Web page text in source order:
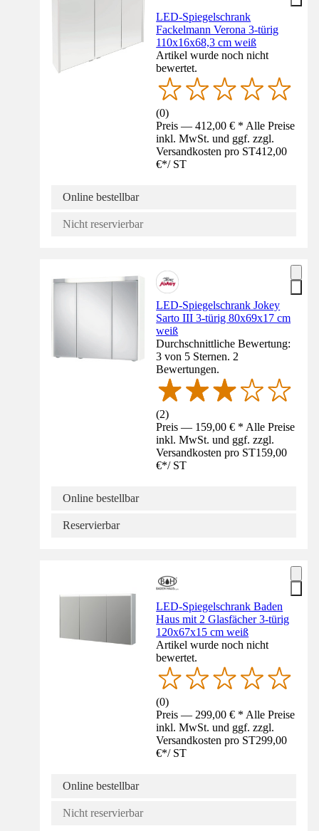
LED-Spiegelschrank
Fackelmann Verona 3-türig
110x16x68,3 cm weiß
Artikel wurde noch nicht
bewertet.
(0)
Preis — 412,00 € * Alle Preise
inkl. MwSt. und ggf. zzgl.
Versandkosten pro ST412,00
€*/ ST
Online bestellbar
Nicht reservierbar
LED-Spiegelschrank Jokey
Sarto III 3-türig 80x69x17 cm
weiß
Durchschnittliche Bewertung:
3 von 5 Sternen. 2
Bewertungen.
(2)
Preis — 159,00 € * Alle Preise
inkl. MwSt. und ggf. zzgl.
Versandkosten pro ST159,00
€*/ ST
Online bestellbar
Reservierbar
LED-Spiegelschrank Baden
Haus mit 2 Glasfächer 3-türig
120x67x15 cm weiß
Artikel wurde noch nicht
bewertet.
(0)
Preis — 299,00 € * Alle Preise
inkl. MwSt. und ggf. zzgl.
Versandkosten pro ST299,00
€*/ ST
Online bestellbar
Nicht reservierbar